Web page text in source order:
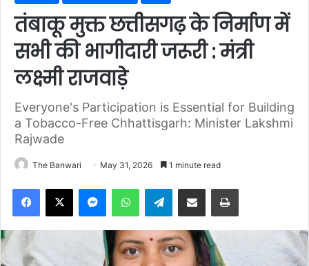
तंबाकू मुक्त छत्तीसगढ़ के निर्माण में
सभी की भागीदारी जरूरी : मंत्री
लक्ष्मी राजवाड़े
Everyone's Participation is Essential for Building
a Tobacco-Free Chhattisgarh: Minister Lakshmi
Rajwade
The Banwari May 31, 2026 1 minute read
Facebook
X MessengerWhatsAppTelegramShare via Email Print